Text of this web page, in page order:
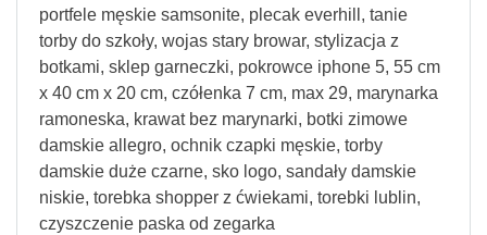
portfele męskie samsonite, plecak everhill, tanie
torby do szkoły, wojas stary browar, stylizacja z
botkami, sklep garneczki, pokrowce iphone 5, 55 cm
x 40 cm x 20 cm, czółenka 7 cm, max 29, marynarka
ramoneska, krawat bez marynarki, botki zimowe
damskie allegro, ochnik czapki męskie, torby
damskie duże czarne, sko logo, sandały damskie
niskie, torebka shopper z ćwiekami, torebki lublin,
czyszczenie paska od zegarka